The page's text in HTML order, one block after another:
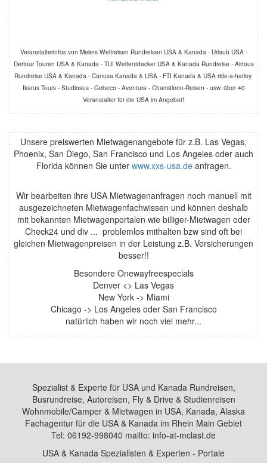
Veranstalterinfos von Meiers Weltreisen Rundreisen USA & Kanada - Urlaub USA -
Dertour Touren USA & Kanada - TUI Weltentdecker USA & Kanada Rundreise - Airtous
Rundreise USA & Kanada - Canusa Kanada & USA - FTI Kanada & USA ride-a-harley,
Ikarus Tours - Studiosus - Gebeco - Aventura - Chamäleon-Reisen - usw. über 40
Veranstalter für die USA im Angebot!
Unsere preiswerten Mietwagenangebote für z.B. Las Vegas,
Phoenix, San Diego, San Francisco und Los Angeles oder auch
Florida können Sie unter www.xxs-usa.deanfragen.
Wir bearbeiten ihre USA Mietwagenanfragen noch manuell mit
ausgezeichneten Mietwagenfachwissen und können deshalb
mit bekannten Mietwagenportalen wie billiger-Mietwagen oder
Check24 und div ... problemlos mithalten bzw sind oft bei
gleichen Mietwagenpreisen in der Leistung z.B. Versicherungen
besser!!
Besondere Onewayfreespecials
Denver <> Las Vegas
New York -> Miami
Chicago -> Los Angeles oder San Francisco
natürlich haben wir noch viel mehr...
Spezialist & Experte für USA und Kanada Rundreisen,
Busrundreise, Autoreisen, Fly & Drive & Studienreisen
Wohnmobile/Camper & Mietwagen in USA, Kanada, Alaska
Fachagentur für die USA & Kanada im Rhein Main Gebiet
Tel: 06192-998040 mailto: info-at-mclast.de
USA & Kanada Spezialisten & Experten - Portale